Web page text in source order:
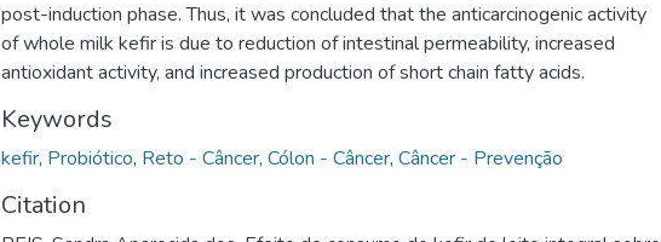
post-induction phase. Thus, it was concluded that the anticarcinogenic activity
of whole milk kefir is due to reduction of intestinal permeability, increased
antioxidant activity, and increased production of short chain fatty acids.
Keywords
kefir, Probiótico, Reto - Câncer, Cólon - Câncer, Câncer - Prevenção
Citation